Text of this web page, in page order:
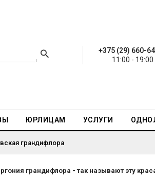
+375 (29) 660-
11:00 - 19:00
ЮРЛИЦАМ УСЛУГИ
грандифлора
грандифлора - так называют эту